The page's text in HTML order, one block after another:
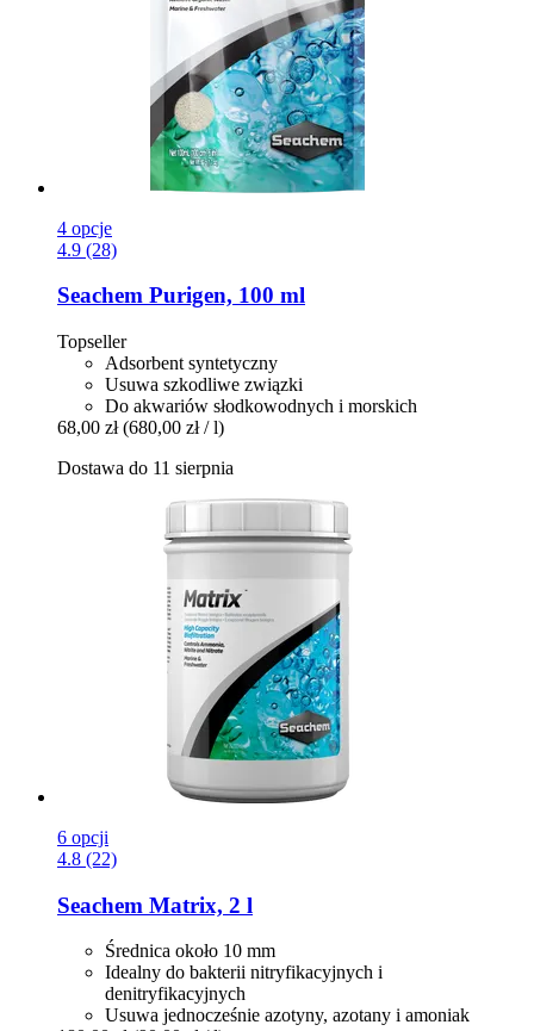
4 opcje
4.9 (28)
Seachem Purigen, 100 ml
Topseller
Adsorbent syntetyczny
Usuwa szkodliwe związki
Do akwariów słodkowodnych i morskich
68,00 zł (680,00 zł / l)
Dostawa do 11 sierpnia
6 opcji
4.8 (22)
Seachem Matrix, 2 l
Średnica około 10 mm
Idealny do bakterii nitryfikacyjnych i
denitryfikacyjnych
Usuwa jednocześnie azotyny, azotany i amoniak